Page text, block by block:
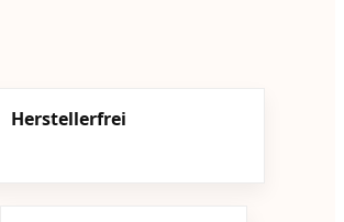
Herstellerfrei